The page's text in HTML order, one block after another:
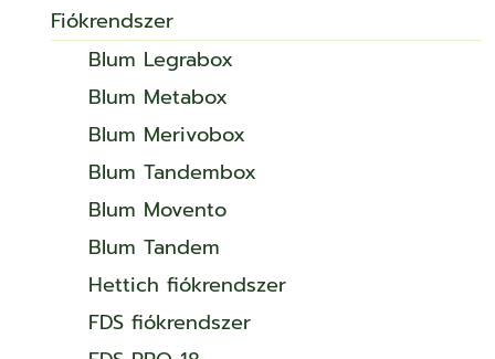
Fiókrendszer
Blum Legrabox
Blum Metabox
Blum Merivobox
Blum Tandembox
Blum Movento
Blum Tandem
Hettich fiókrendszer
FDS fiókrendszer